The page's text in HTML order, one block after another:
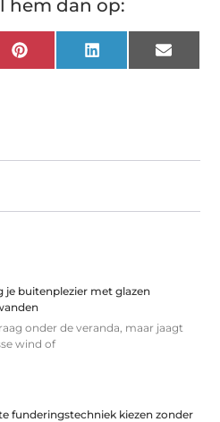
hem dan op:
Pinterest LinkedIn Email
je buitenplezier met glazen
onder de veranda, maar jaagt
wind of
funderingstechniek kiezen zonder